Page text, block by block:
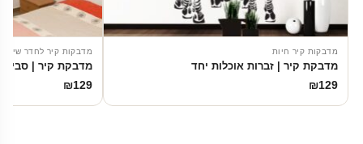
מדבקות קיר חיות
מדבקת קיר | זברות אוכלות יחד
₪129
מדבקות קיר לחדר שינה
מדבקת קיר |
₪129